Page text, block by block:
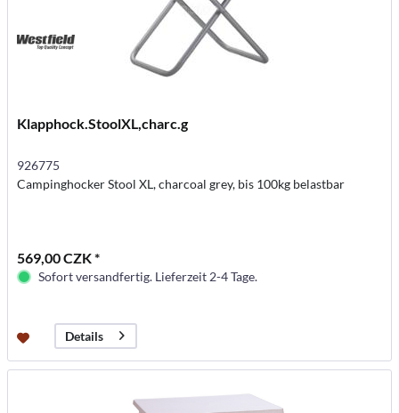
Klapphock.StoolXL,charc.g
926775
Campinghocker Stool XL, charcoal grey, bis 100kg belastbar
569,00 CZK *
Sofort versandfertig. Lieferzeit 2-4 Tage.
Details